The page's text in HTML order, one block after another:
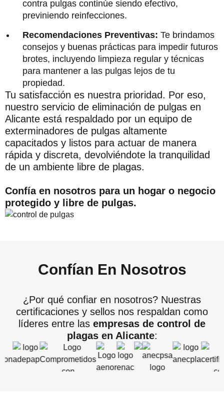
contra pulgas continúe siendo efectivo,
previniendo reinfecciones.
Recomendaciones Preventivas: Te brindamos
consejos y buenas prácticas para impedir futuros
brotes, incluyendo limpieza regular y técnicas
para mantener a las pulgas lejos de tu
propiedad.
Tu satisfacción es nuestra prioridad. Por eso,
nuestro servicio de eliminación de pulgas en
Alicante está respaldado por un equipo de
exterminadores de pulgas altamente
capacitados y listos para actuar de manera
rápida y discreta, devolviéndote la tranquilidad
de un ambiente libre de plagas.
Confía en nosotros para un hogar o negocio
protegido y libre de pulgas.
Confían En Nosotros
¿Por qué confiar en nosotros? Nuestras
certificaciones y sellos nos respaldan como
líderes entre las empresas de control de
plagas en Alicante: